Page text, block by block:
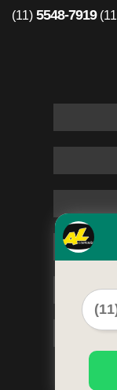
(11) 5548-7919